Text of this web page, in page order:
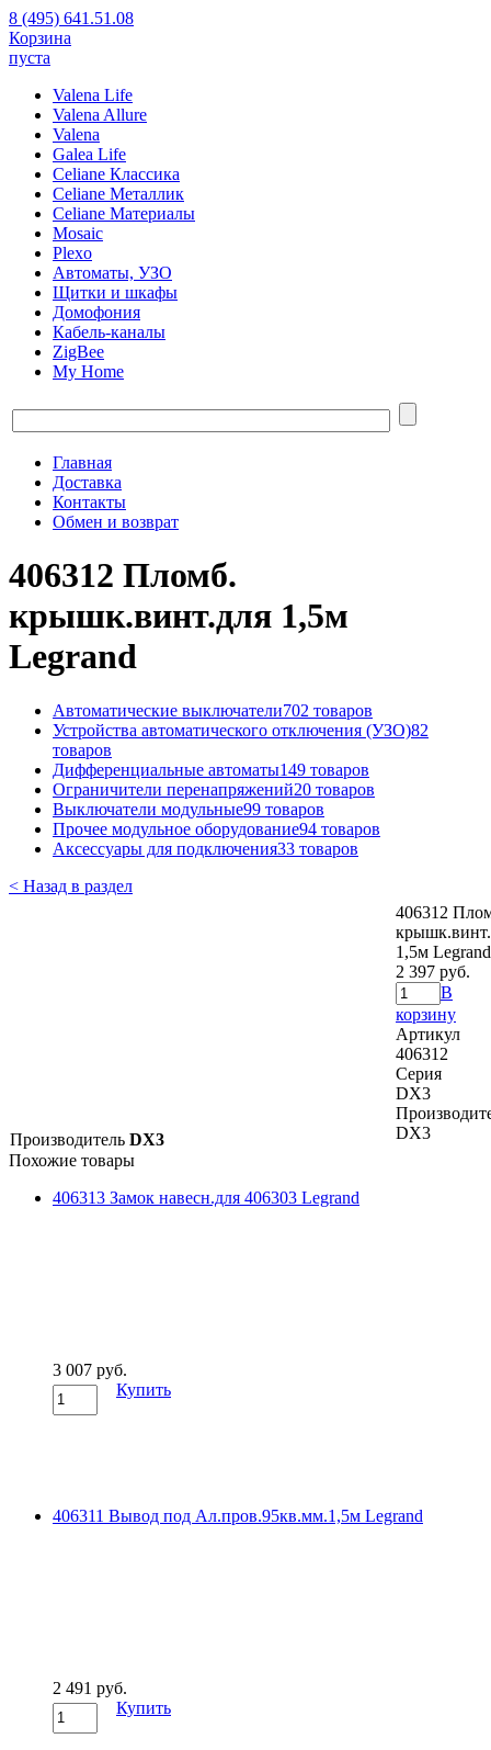
8 (495) 641.51.08
Корзина
пуста
Valena Life
Valena Allure
Valena
Galea Life
Celiane Классика
Celiane Металлик
Celiane Материалы
Mosaic
Plexo
Автоматы, УЗО
Щитки и шкафы
Домофония
Кабель-каналы
ZigBee
My Home
Главная
Доставка
Контакты
Обмен и возврат
406312 Пломб.
крышк.винт.для 1,5м
Legrand
Автоматические выключатели702 товаров
Устройства автоматического отключения (УЗО)82
товаров
Дифференциальные автоматы149 товаров
Ограничители перенапряжений20 товаров
Выключатели модульные99 товаров
Прочее модульное оборудование94 товаров
Аксессуары для подключения33 товаров
< Назад в раздел
406312
1,5м Legrand
2 397 руб.
В
корзину
Артикул
406312
Серия
DX3
DX3
Производитель DX3
Похожие товары
406313 Замок навесн.для 406303 Legrand
3 007 руб.
Купить
406311 Вывод под Ал.пров.95кв.мм.1,5м Legrand
2 491 руб.
Купить